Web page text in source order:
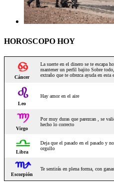
HOROSCOPO HOY